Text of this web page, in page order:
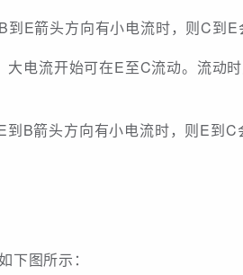
E箭头方向有小电流时，则C到E
电流开始可在E至C流动。流动
B箭头方向有小电流时，则E到C
图所示：